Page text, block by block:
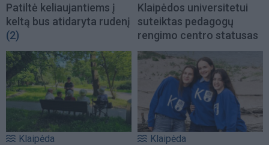
Patiltė keliaujantiems į
keltą bus atidaryta rudenį
(2)
Klaipėdos universitetui
suteiktas pedagogų
rengimo centro statusas
Klaipėda Klaipėda